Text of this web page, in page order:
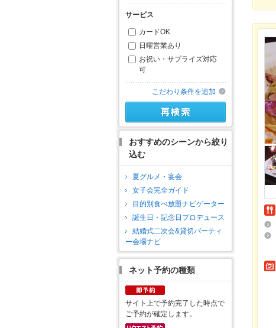
サービス
カードOK
日曜営業あり
お祝い・サプライズ対応
可
こだわり条件を追加
おすすめのシーンから絞り
込む
夏グルメ・宴会
女子会完全ガイド
目的別食べ放題ナビゲーター
誕生日・記念日プロデュース
結婚式二次会&貸切パーティ
ー会場ナビ
ネット予約の種類
サイト上で予約完了した時点で
ご予約が確定します。